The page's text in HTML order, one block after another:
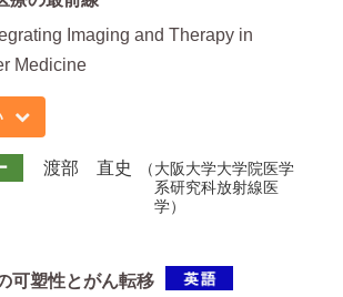
Imaging and Therapy in
Medicine
渡部 直史
大阪大学大学院医学
系研究科放射線医
学
可塑性とがん転移